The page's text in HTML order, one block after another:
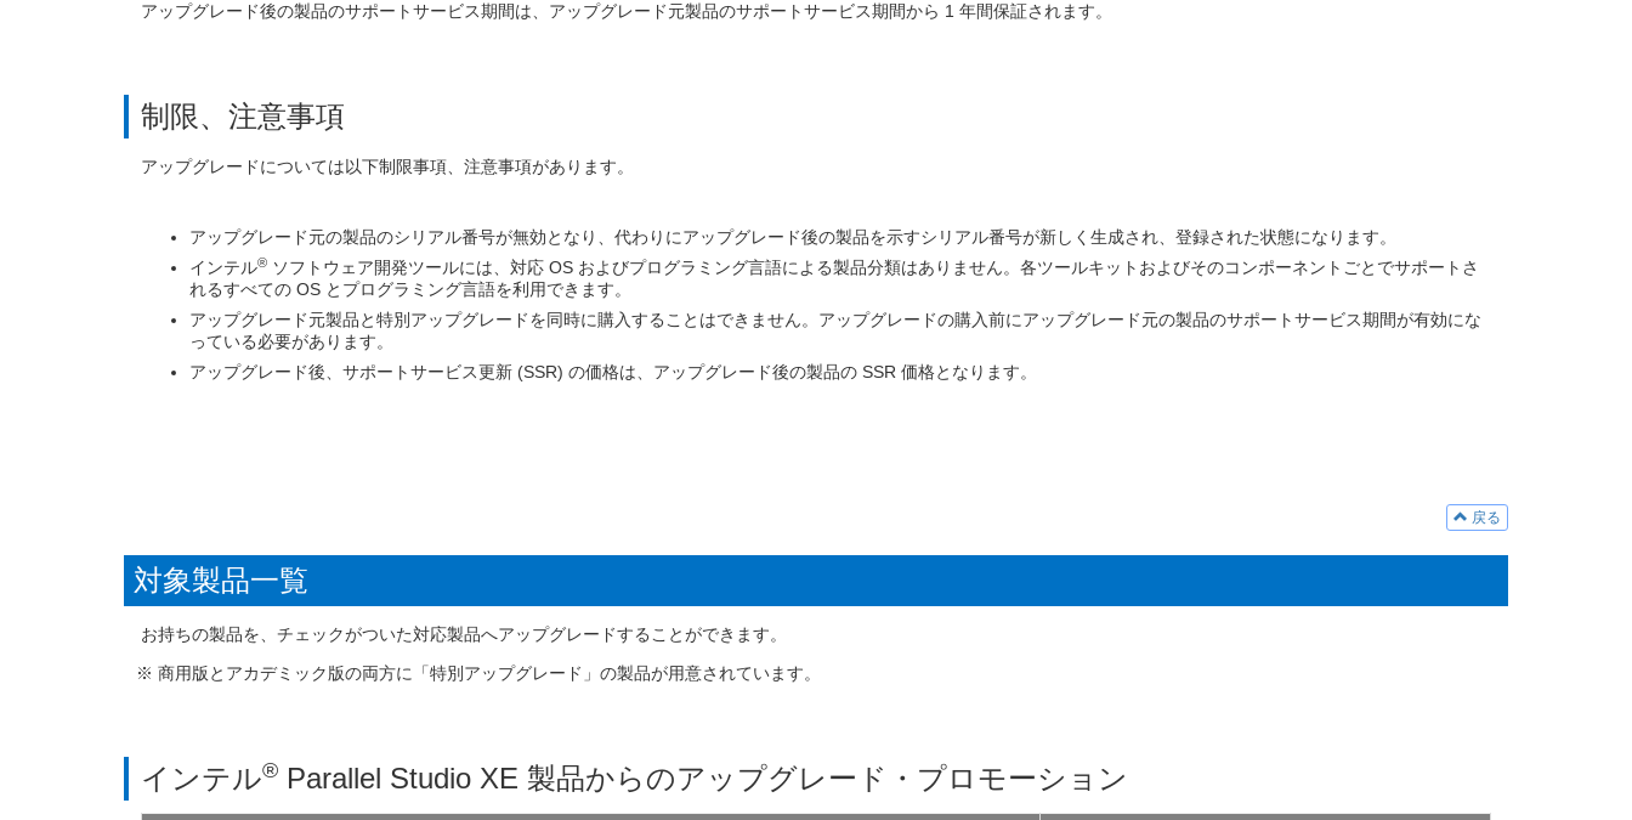
アップグレード後の製品のサポートサービス期間は、アップグレード元製品のサポートサービス期間から 1 年間保証されます。
制限、注意事項
アップグレードについては以下制限事項、注意事項があります。
アップグレード元の製品のシリアル番号が無効となり、代わりにアップグレード後の製品を示すシリアル番号が新しく生成され、登録された状態になります。
インテル® ソフトウェア開発ツールには、対応 OS およびプログラミング言語による製品分類はありません。各ツールキットおよびそのコンポーネントごとでサポートさ
れるすべての OS とプログラミング言語を利用できます。
アップグレード元製品と特別アップグレードを同時に購入することはできません。アップグレードの購入前にアップグレード元の製品のサポートサービス期間が有効にな
っている必要があります。
アップグレード後、サポートサービス更新 (SSR) の価格は、アップグレード後の製品の SSR 価格となります。
戻る
対象製品一覧
お持ちの製品を、チェックがついた対応製品へアップグレードすることができます。
商用版とアカデミック版の両方に「特別アップグレード」の製品が用意されています。
インテル® Parallel Studio XE 製品からのアップグレード・プロモーション